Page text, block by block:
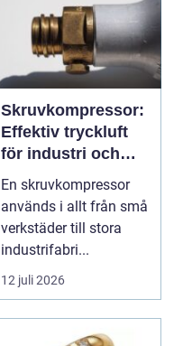
Skruvkompressor:
Effektiv tryckluft
för industri och
verkstad
En skruvkompressor
används i allt från små
verkstäder till stora
industrifabri...
12 juli 2026